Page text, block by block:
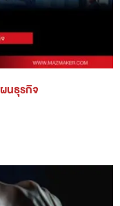
นธุรกิจ